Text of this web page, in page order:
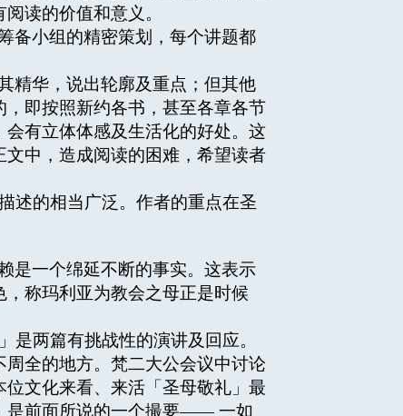
读的价值和意义。
备小组的精密策划，每个讲题都
精华，说出轮廓及重点；但其他
即按照新约各书，甚至各章各节
有立体体感及生活化的好处。这
中，造成阅读的困难，希望读者
述的相当广泛。作者的重点在圣
是一个绵延不断的事实。这表示
称玛利亚为教会之母正是时候
两篇有挑战性的演讲及回应。
全的地方。梵二大公会议中讨论
文化来看、来活「圣母敬礼」最
是前面所说的一个撮要—— 一如